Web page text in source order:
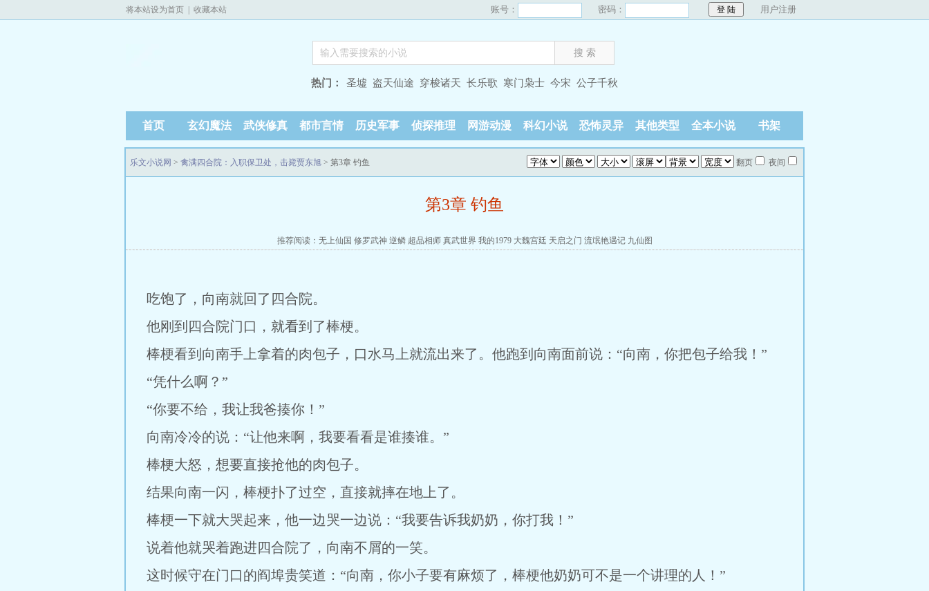
将本站设为首页 收藏本站 账号： 密码： 用户注册
热门： 圣墟 盗天仙途 穿梭诸天 长乐歌 寒门枭士 今宋 公子千秋
首页 玄幻魔法 武侠修真 都市言情 历史军事 侦探推理 网游动漫 科幻小说 恐怖灵异 其他类型 全本小说 书架
乐文小说网 > 禽满四合院：入职保卫处，击毙贾东旭 > 第3章 钓鱼 翻页 夜间
第3章 钓鱼
推荐阅读： 无上仙国 修罗武神 逆鳞 超品相师 真武世界 我的1979 大魏宫廷 天启之门 流氓艳遇记 九仙图
吃饱了，向南就回了四合院。
他刚到四合院门口，就看到了棒梗。
棒梗看到向南手上拿着的肉包子，口水马上就流出来了。他跑到向南面前说：“向南，你把包子给我！”
“凭什么啊？”
“你要不给，我让我爸揍你！”
向南冷冷的说：“让他来啊，我要看看是谁揍谁。”
棒梗大怒，想要直接抢他的肉包子。
结果向南一闪，棒梗扑了过空，直接就摔在地上了。
棒梗一下就大哭起来，他一边哭一边说：“我要告诉我奶奶，你打我！”
说着他就哭着跑进四合院了，向南不屑的一笑。
这时候守在门口的阎埠贵笑道：“向南，你小子要有麻烦了，棒梗他奶奶可不是一个讲理的人！”